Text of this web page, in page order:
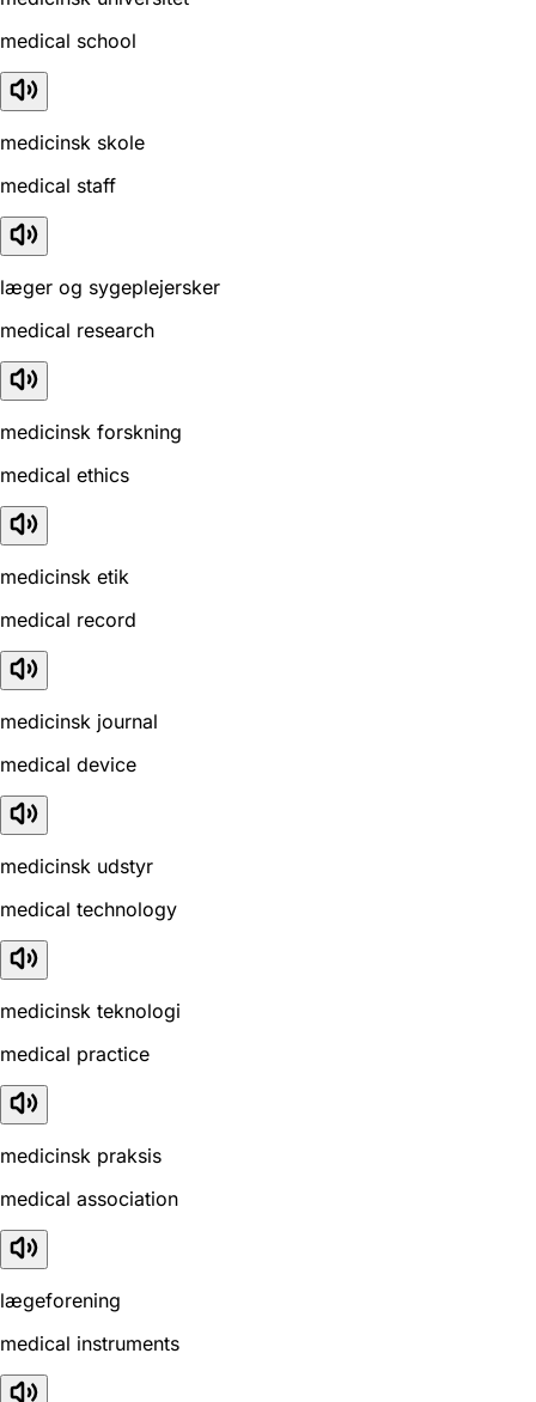
medical school
medicinsk skole
medical staff
læger og sygeplejersker
medical research
medicinsk forskning
medical ethics
medicinsk etik
medical record
medicinsk journal
medical device
medicinsk udstyr
medical technology
medicinsk teknologi
medical practice
medicinsk praksis
medical association
lægeforening
medical instruments